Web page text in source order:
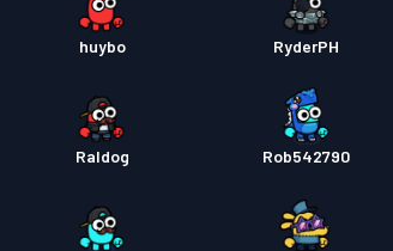
RyderPH
huybo
Rob542790
Raldog